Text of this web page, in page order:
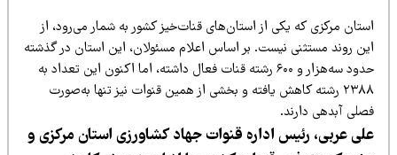
مرکزی که یکی از استان‌های قنات‌خیز کشور به شمار می‌رود، از
روند مستثنی نیست. بر اساس اعلام مسئولان، این استان در گذشته
حدود سه‌هزار و ۶۰۰ رشته قنات فعال داشته، اما اکنون این تعداد به
۲۳۸۸ رشته کاهش یافته و بخشی از همین قنوات نیز تنها به‌صورت
آبدهی دارند.
عربی، رئیس اداره قنوات جهادکشاورزیاستان مرکزی و